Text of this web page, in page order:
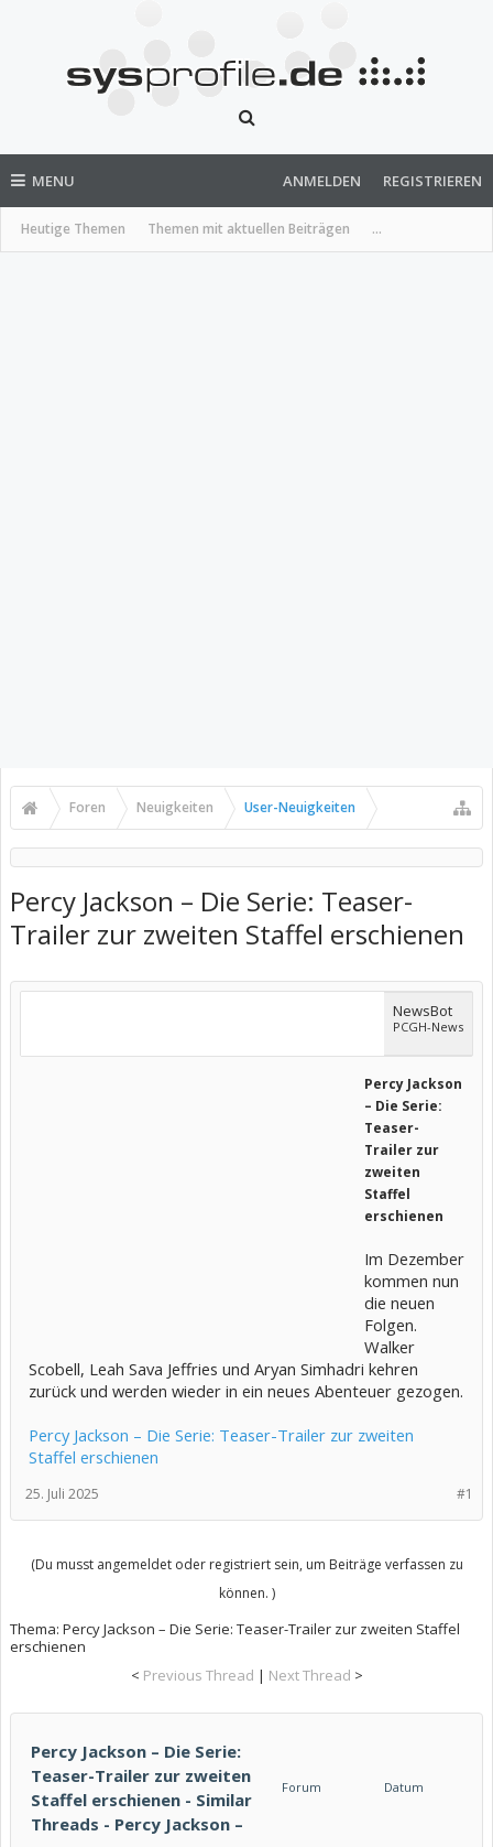
MENU
Heutige Themen Themen mit aktuellen Beiträgen ...
ANMELDEN REGISTRIEREN
Foren Neuigkeiten User-Neuigkeiten
Percy Jackson – Die Serie: Teaser-
Trailer zur zweiten Staffel erschienen
NewsBot
PCGH-News
Percy Jackson
– Die Serie:
Teaser-
Trailer zur
zweiten
Staffel
erschienen
Im Dezember
kommen nun
die neuen
Folgen.
Walker
Scobell, Leah Sava Jeffries und Aryan Simhadri kehren
zurück und werden wieder in ein neues Abenteuer gezogen.
Percy Jackson – Die Serie: Teaser-Trailer zur zweiten
Staffel erschienen
#1
25. Juli 2025
(Du musst angemeldet oder registriert sein, um Beiträge verfassen zu
können. )
Thema: Percy Jackson – Die Serie: Teaser-Trailer zur zweiten Staffel
erschienen
< Previous Thread | Next Thread >
Percy Jackson – Die Serie:
Teaser-Trailer zur zweiten
Staffel erschienen - Similar
Threads - Percy Jackson –
Forum Datum